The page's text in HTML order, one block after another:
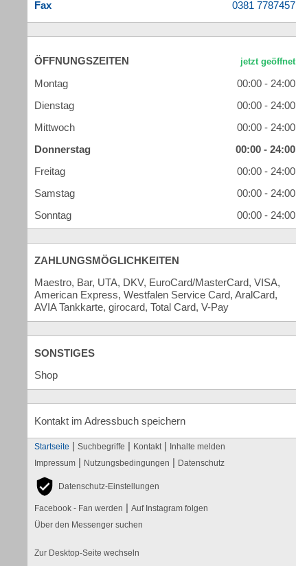
Fax
ÖFFNUNGSZEITEN
Montag
00:00 - 24:00
Dienstag
00:00 - 24:00
Mittwoch
00:00 - 24:00
Donnerstag
00:00 - 24:00
Freitag
00:00 - 24:00
Samstag
00:00 - 24:00
Sonntag
00:00 - 24:00
ZAHLUNGSMÖGLICHKEITEN
Maestro, Bar, UTA, DKV, EuroCard/MasterCard, VISA,
American Express, Westfalen Service Card, AralCard,
AVIA Tankkarte, girocard, Total Card, V-Pay
SONSTIGES
Shop
Kontakt im Adressbuch speichern
Startseite | Suchbegriffe | Kontakt | Inhalte melden
Impressum | Nutzungsbedingungen | Datenschutz
Datenschutz-Einstellungen
Facebook - Fan werden | Auf Instagram folgen
Über den Messenger suchen
Zur Desktop-Seite wechseln